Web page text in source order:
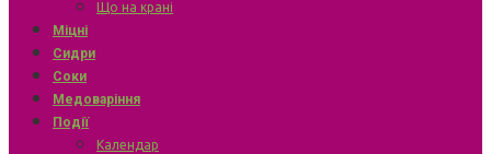
Що на крані
Міцні
Сидри
Соки
Медоваріння
Події
Календар